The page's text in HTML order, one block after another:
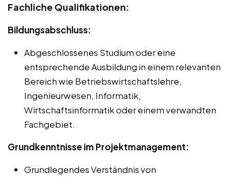
Fachliche Qualifikationen:
Bildungsabschluss:
Abgeschlossenes Studium oder eine
entsprechende Ausbildung in einem relevanten
Bereich wie Betriebswirtschaftslehre,
Ingenieurwesen, Informatik,
Wirtschaftsinformatik oder einem verwandten
Fachgebiet.
Grundkenntnisse im Projektmanagement:
Grundlegendes Verständnis von